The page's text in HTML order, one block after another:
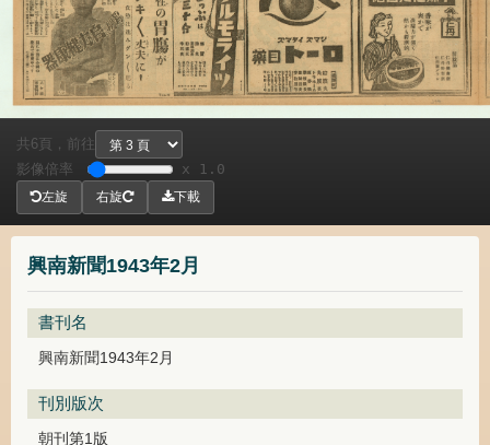
興南新聞1943年2月
書刊名
興南新聞1943年2月
刊別版次
朝刊第1版
共 6頁，
前往
影像倍率
x 1.0
左旋 右旋 下載